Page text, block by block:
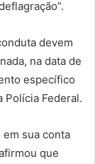
devem
na data de
específico
Polícia Federal.
sua conta
que